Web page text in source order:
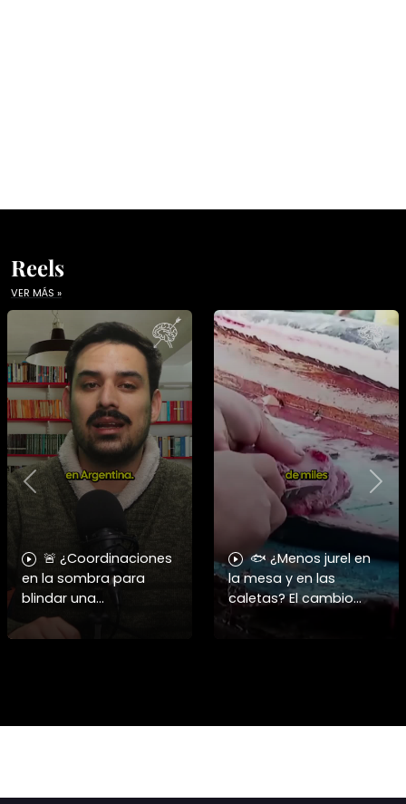
Reels
VER MÁS »
🚨 ¿Coordinaciones
en la sombra para
blindar una
candidatura
presidencial? Nuevos
🐟 ¿Menos jurel en
la mesa y en las
caletas? El cambio
climático y El Niño
alteran las aguas
Previous